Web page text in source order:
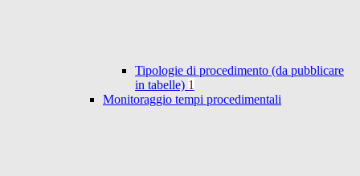
Tipologie di procedimento (da pubblicare
in tabelle) 1
Monitoraggio tempi procedimentali